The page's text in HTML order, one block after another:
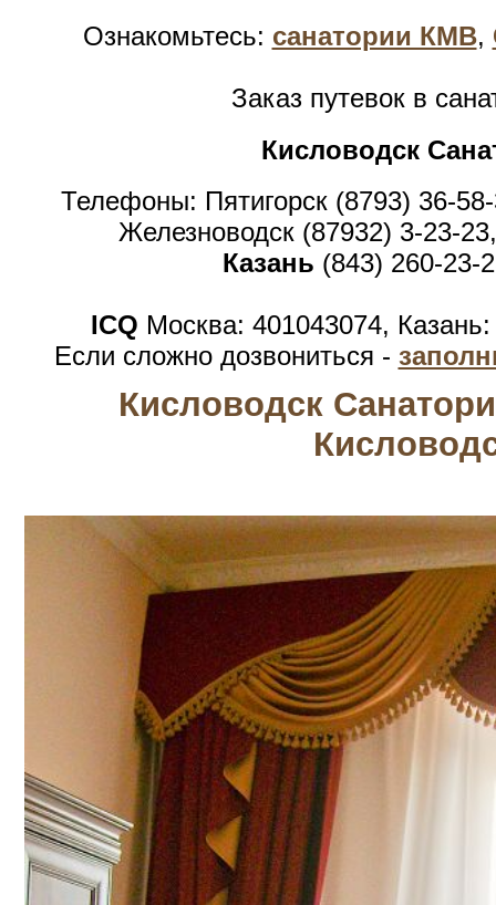
Ознакомьтесь: санатории КМВ,
Заказ путевок в
Кисловодск
Телефоны: Пятигорск (8793) 36-
Железноводск (87932) 3-23-
Казань (843) 260-23-
ICQ Москва: 401043074,
Если сложно дозвониться -
Кисловодск